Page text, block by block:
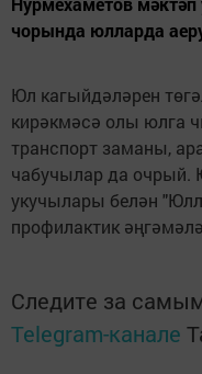
чорында юлларда
Юл кагыйдәләрен
кирәкмәсә олы юлга
транспорт заманы,
чабучылар да очрый.
укучылары белән
профилактик
Следите за
Telegram-канале